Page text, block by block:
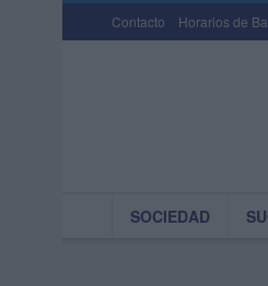
Contacto Horarios de
SOCIEDAD